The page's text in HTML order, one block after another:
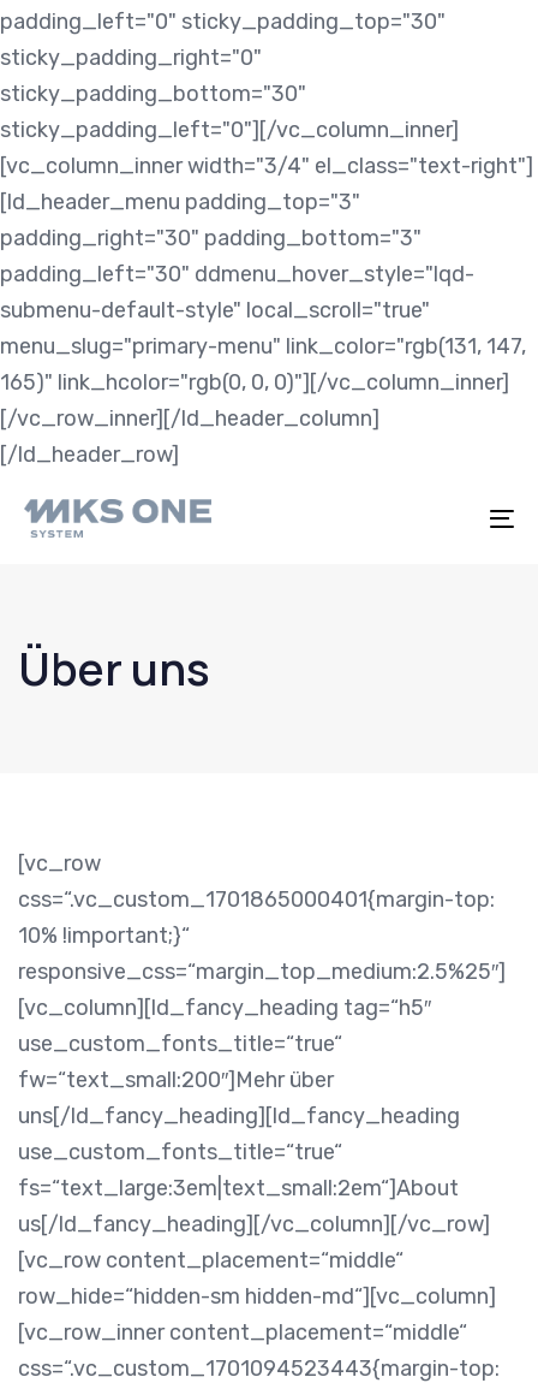
padding_left="0" sticky_padding_top="30"
sticky_padding_right="0"
sticky_padding_bottom="30"
sticky_padding_left="0"][/vc_column_inner]
[vc_column_inner width="3/4" el_class="text-right"]
[ld_header_menu padding_top="3"
padding_right="30" padding_bottom="3"
padding_left="30" ddmenu_hover_style="lqd-
submenu-default-style" local_scroll="true"
menu_slug="primary-menu" link_color="rgb(131, 147,
165)" link_hcolor="rgb(0, 0, 0)"][/vc_column_inner]
[/vc_row_inner][/ld_header_column]
[/ld_header_row]
Über uns
[vc_row
css=“.vc_custom_1701865000401{margin-top:
10% !important;}“
responsive_css=“margin_top_medium:2.5%25″]
[vc_column][ld_fancy_heading tag=“h5″
use_custom_fonts_title=“true“
fw=“text_small:200″]Mehr über
uns[/ld_fancy_heading][ld_fancy_heading
use_custom_fonts_title=“true“
fs=“text_large:3em|text_small:2em“]About
us[/ld_fancy_heading][/vc_column][/vc_row]
[vc_row content_placement=“middle“
row_hide=“hidden-sm hidden-md“][vc_column]
[vc_row_inner content_placement=“middle“
css=“.vc_custom_1701094523443{margin-top: